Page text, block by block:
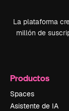
La plataforma
millón de
Productos
Spaces
Asistente de IA